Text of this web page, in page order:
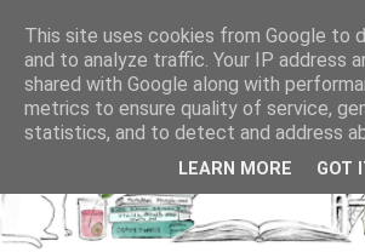
This site uses cookies from Google to
and to analyze traffic. Your IP address
shared with Google along with
metrics to ensure quality of service,
statistics, and to detect and address
LEARN MORE GOT